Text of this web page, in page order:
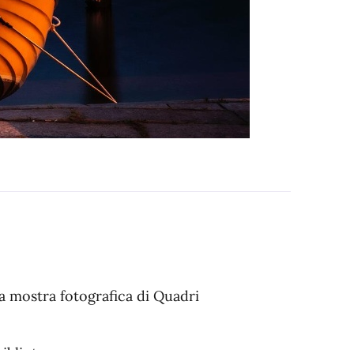
mostra fotografica di Quadri